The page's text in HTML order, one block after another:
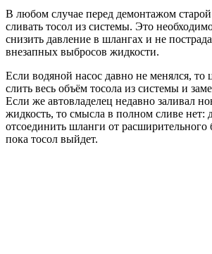
В любом случае перед демонтажом
сливать тосол из системы. Это
снизить давление в шлангах и не
внезапных выбросов жидкости.
Если водяной насос давно не менялся, то
слить весь объём тосола из системы и
Если же автовладелец недавно заливал
жидкость, то смысла в полном сливе нет:
отсоединить шланги от расширительного
пока тосол выйдет.